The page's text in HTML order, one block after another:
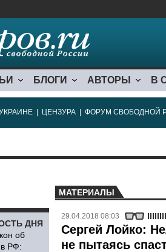
БЛОГИ АВТОРЫ В
ЦЕНЗУРА ФОРУМ СВОБОДНОЙ
ДНЯ
об
РФ:
МАТЕРИАЛЫ
29.04.2018 08:03
Сергей Лойко:
не пытаясь